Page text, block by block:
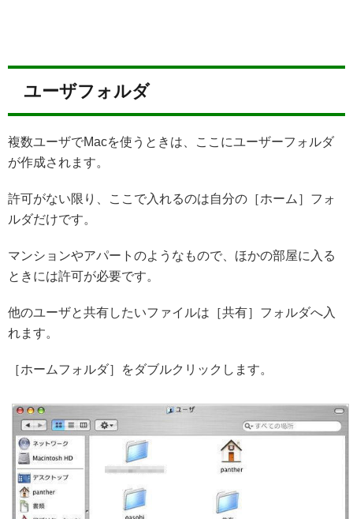
ユーザフォルダ
複数ユーザでMacを使うときは、ここにユーザーフォルダ
が作成されます。
許可がない限り、ここで入れるのは自分の［ホーム］フォ
ルダだけです。
マンションやアパートのようなもので、ほかの部屋に入る
ときには許可が必要です。
他のユーザと共有したいファイルは［共有］フォルダへ入
れます。
［ホームフォルダ］をダブルクリックします。